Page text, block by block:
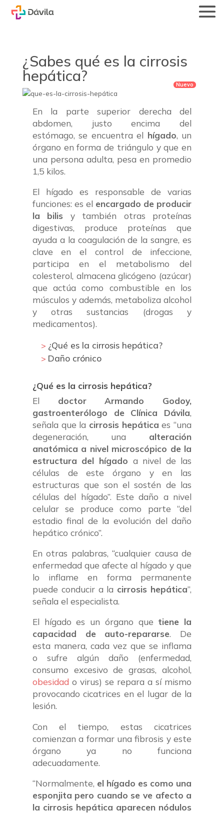
¿Sabes qué es la cirrosis
hepática?
En la parte superior derecha del
abdomen, justo encima del
estómago, se encuentra el hígado, un
órgano en forma de triángulo y que en
una persona adulta, pesa en promedio
1,5 kilos.
El hígado es responsable de varias
funciones: es el encargado de producir
la bilis y también otras proteínas
digestivas, produce proteínas que
ayuda a la coagulación de la sangre, es
clave en el control de infeccione,
participa en el metabolismo del
colesterol, almacena glicógeno (azúcar)
que actúa como combustible en los
músculos y además, metaboliza alcohol
y otras sustancias (drogas y
medicamentos).
¿Qué es la cirrosis hepática?
Daño crónico
¿Qué es la cirrosis hepática?
El doctor Armando Godoy,
gastroenterólogo de Clínica Dávila,
señala que la cirrosis hepática es “una
degeneración, una alteración
anatómica a nivel microscópico de la
estructura del hígado a nivel de las
células de este órgano y en las
estructuras que son el sostén de las
células del hígado”. Este daño a nivel
celular se produce como parte “del
estadio final de la evolución del daño
hepático crónico”.
En otras palabras, “cualquier causa de
enfermedad que afecte al hígado y que
lo inflame en forma permanente
puede conducir a la cirrosis hepática”,
señala el especialista.
El hígado es un órgano que tiene la
capacidad de auto-repararse. De
esta manera, cada vez que se inflama
o sufre algún daño (enfermedad,
consumo excesivo de grasas, alcohol,
obesidad o virus) se repara a sí mismo
provocando cicatrices en el lugar de la
lesión.
Con el tiempo, estas cicatrices
comienzan a formar una fibrosis y este
órgano ya no funciona
adecuadamente.
“Normalmente, el hígado es como una
esponjita pero cuando se ve afecto a
la cirrosis hepática aparecen nódulos